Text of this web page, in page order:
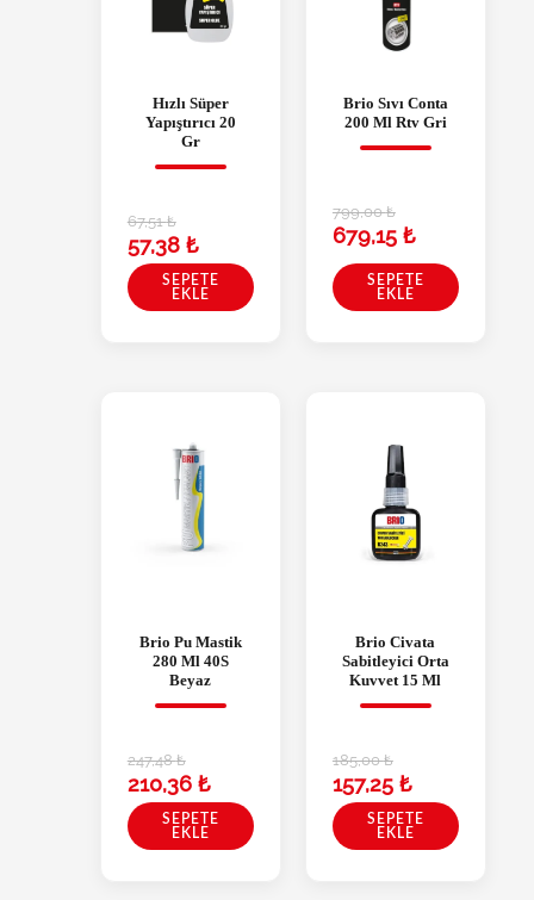
Hızlı Süper
Yapıştırıcı 20
Gr
67,51₺
57,38 ₺
SEPETE
EKLE
Brio Sıvı Conta
200 Ml Rtv Gri
799,00₺
679,15 ₺
SEPETE
EKLE
Brio Pu Mastik
280 Ml 40S
Beyaz
247,48₺
210,36 ₺
SEPETE
EKLE
Brio Civata
Sabitleyici Orta
Kuvvet 15 Ml
185,00₺
157,25 ₺
SEPETE
EKLE